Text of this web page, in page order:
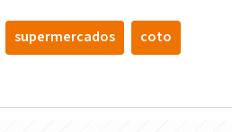
supermercados coto